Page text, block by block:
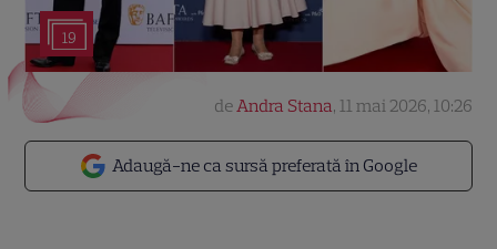
19
Adaugă-ne ca sursă preferată în Google
deAndra Stana, 11 mai 2026, 10:26